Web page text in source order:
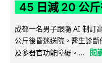
45 日減 20 公
成都一名男子跟隨 AI 制訂
公斤後昏迷送院。醫生診
及多器官功能障礙。...
閱